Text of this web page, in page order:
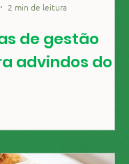
de gestão
advindos do
2 min de leitura